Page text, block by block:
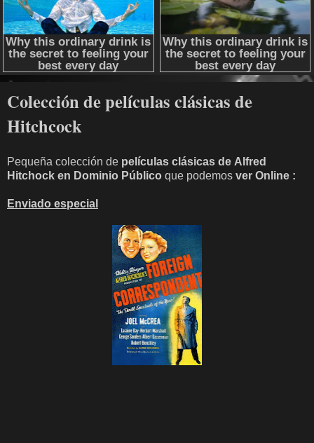
Colección de películas clásicas de
Hitchcock
Pequeña colección de películas clásicas de Alfred
Hitchock en Dominio Público que podemos ver Online :
Enviado especial